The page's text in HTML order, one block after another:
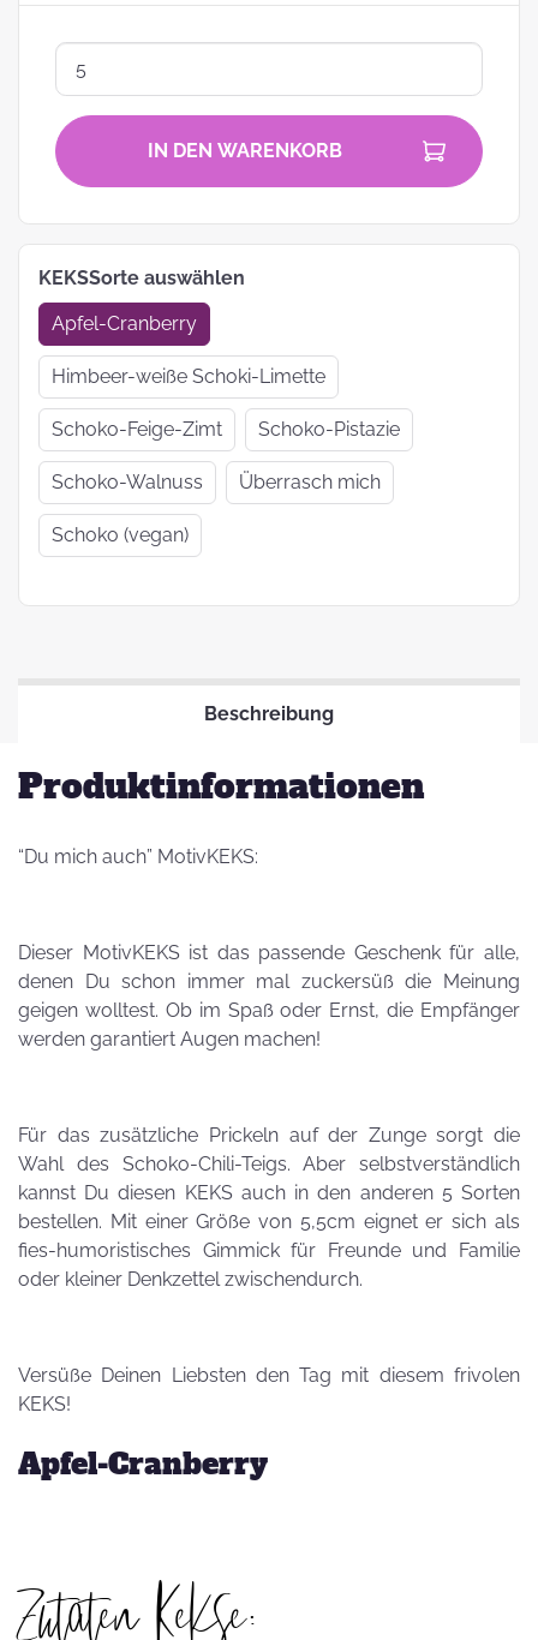
IN DEN WARENKORB
KEKSSorte auswählen
Apfel-Cranberry
Himbeer-weiße Schoki-Limette
Schoko-Feige-Zimt Schoko-Pistazie
Schoko-Walnuss Überrasch mich
Schoko (vegan)
Beschreibung
Produktinformationen
“Du mich auch” MotivKEKS:
Dieser MotivKEKS ist das passende Geschenk für alle,
denen Du schon immer mal zuckersüß die Meinung
geigen wolltest. Ob im Spaß oder Ernst, die Empfänger
werden garantiert Augen machen!
Für das zusätzliche Prickeln auf der Zunge sorgt die
Wahl des Schoko-Chili-Teigs. Aber selbstverständlich
kannst Du diesen KEKS auch in den anderen 5 Sorten
bestellen. Mit einer Größe von 5,5cm eignet er sich als
fies-humoristisches Gimmick für Freunde und Familie
oder kleiner Denkzettel zwischendurch.
Versüße Deinen Liebsten den Tag mit diesem frivolen
KEKS!
Apfel-Cranberry
Zutaten Kekse: